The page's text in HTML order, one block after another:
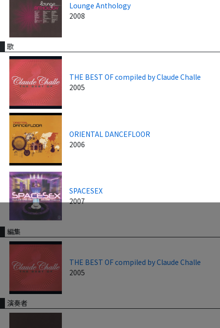
Lounge Anthology
2008
歌
THE BEST OF compiled by Claude Challe
2005
ORIENTAL DANCEFLOOR
2006
SPACESEX
2007
編集
THE BEST OF compiled by Claude Challe
2005
演奏者